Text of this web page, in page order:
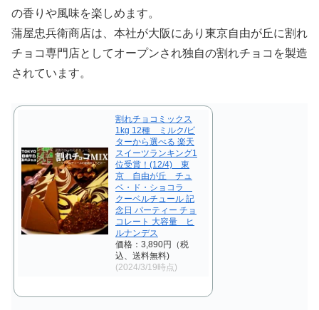
の香りや風味を楽しめます。
蒲屋忠兵衛商店は、本社が大阪にあり東京自由が丘に割れ
チョコ専門店としてオープンされ独自の割れチョコを製造
されています。
割れチョコミックス
1kg 12種 ミルク/ビ
ターから選べる 楽天
スイーツランキング1
位受賞！(12/4) 東
京 自由が丘 チュ
ベ・ド・ショコラ
クーベルチュール 記
念日 パーティー チョ
コレート 大容量 ヒ
ルナンデス
価格：3,890円（税
込、送料無料)
(2024/3/19時点)